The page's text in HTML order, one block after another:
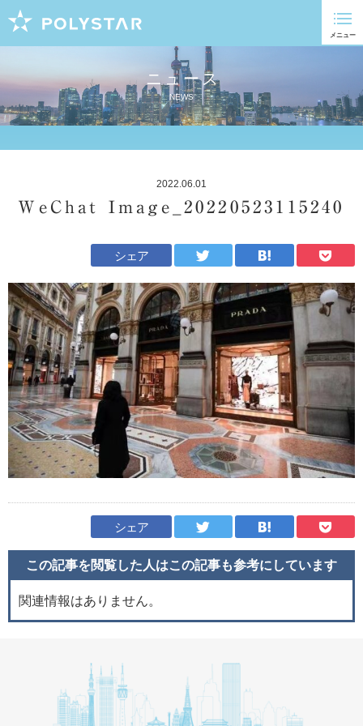
ニュース
NEWS
2022.06.01
WeChat Image_20220523115240
シェア
シェア
この記事を閲覧した人はこの記事も参考にしています
関連情報はありません。